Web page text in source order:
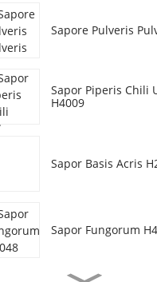
Sapore Pulveris
Sapor Piperis Chili
H4009
Sapor Basis Acris
Sapor Fungorum